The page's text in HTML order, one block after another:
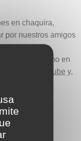
en chaquira,
por nuestros amigos
cursos y
como en
YouTube y,